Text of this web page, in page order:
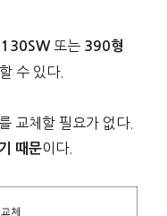
또는 390형
수 있다.
교체할 필요가 없다.
때문이다.